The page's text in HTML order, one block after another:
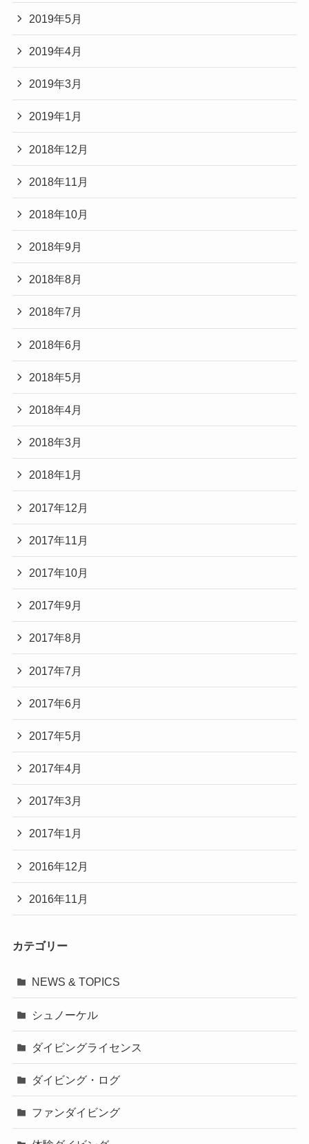
2019年5月
2019年4月
2019年3月
2019年1月
2018年12月
2018年11月
2018年10月
2018年9月
2018年8月
2018年7月
2018年6月
2018年5月
2018年4月
2018年3月
2018年1月
2017年12月
2017年11月
2017年10月
2017年9月
2017年8月
2017年7月
2017年6月
2017年5月
2017年4月
2017年3月
2017年1月
2016年12月
2016年11月
カテゴリー
NEWS & TOPICS
シュノーケル
ダイビングライセンス
ダイビング・ログ
ファンダイビング